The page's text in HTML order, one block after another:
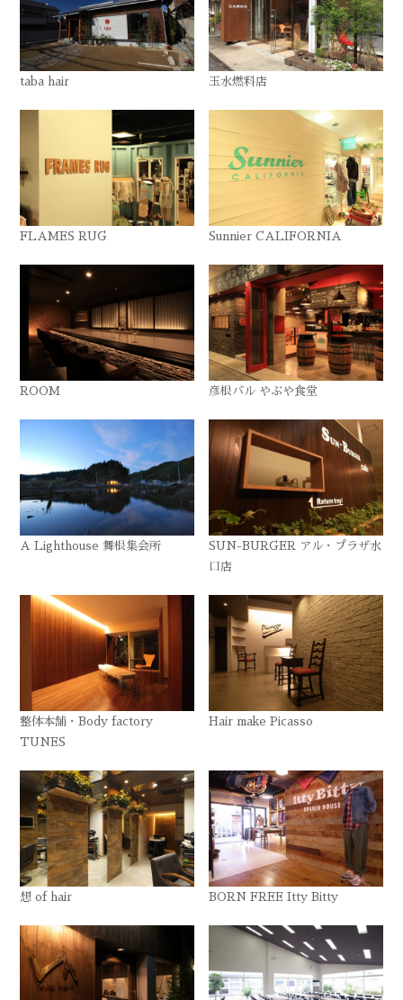
taba hair 玉水燃料店
FLAMES RUG Sunnier CALIFORNIA
ROOM 彦根バル やぶや食堂
A Lighthouse 舞根集会所
SUN-BURGER アル・プラザ水
口店
整体本舗・Body factory
TUNES
Hair make Picasso
想 of hair BORN FREE Itty Bitty